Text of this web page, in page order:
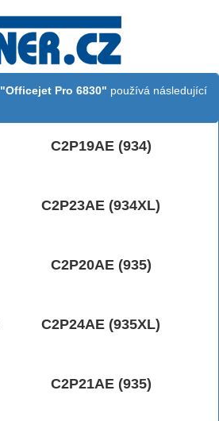
"Officejet Pro 6830" používá následující
C2P19AE (934)
C2P23AE (934XL)
C2P20AE (935)
C2P24AE (935XL)
C2P21AE (935)